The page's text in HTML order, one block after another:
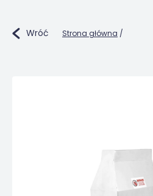
Wróć Strona główna /